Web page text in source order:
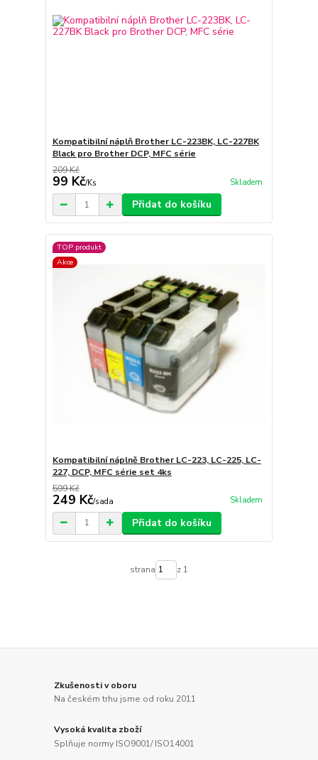
Kompatibilní náplň Brother LC-223BK, LC-227BK
Black pro Brother DCP, MFC série
209 Kč
99 Kč/Ks Skladem
Přidat do košíku
TOP produkt
Akce
Kompatibilní náplně Brother LC-223, LC-225, LC-
227, DCP, MFC série set 4ks
599 Kč
249 Kč/sada Skladem
Přidat do košíku
strana z 1
Zkušenosti v oboru
Na českém trhu jsme od roku 2011
Vysoká kvalita zboží
Splňuje normy ISO9001/ ISO14001